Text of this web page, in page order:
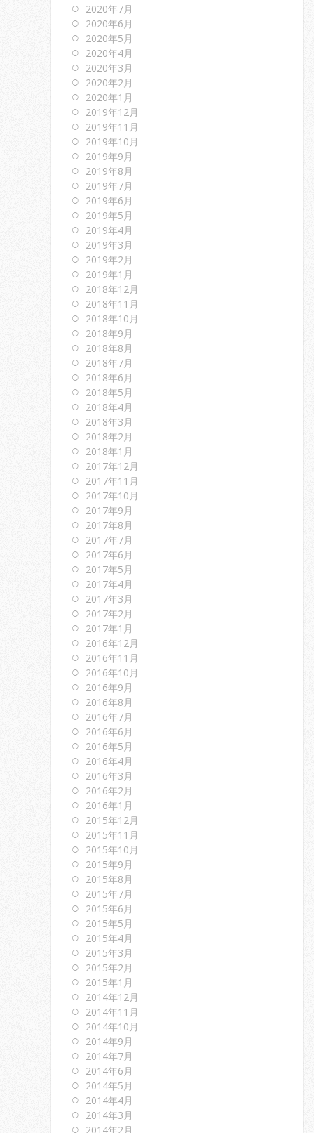
2020年7月
2020年6月
2020年5月
2020年4月
2020年3月
2020年2月
2020年1月
2019年12月
2019年11月
2019年10月
2019年9月
2019年8月
2019年7月
2019年6月
2019年5月
2019年4月
2019年3月
2019年2月
2019年1月
2018年12月
2018年11月
2018年10月
2018年9月
2018年8月
2018年7月
2018年6月
2018年5月
2018年4月
2018年3月
2018年2月
2018年1月
2017年12月
2017年11月
2017年10月
2017年9月
2017年8月
2017年7月
2017年6月
2017年5月
2017年4月
2017年3月
2017年2月
2017年1月
2016年12月
2016年11月
2016年10月
2016年9月
2016年8月
2016年7月
2016年6月
2016年5月
2016年4月
2016年3月
2016年2月
2016年1月
2015年12月
2015年11月
2015年10月
2015年9月
2015年8月
2015年7月
2015年6月
2015年5月
2015年4月
2015年3月
2015年2月
2015年1月
2014年12月
2014年11月
2014年10月
2014年9月
2014年7月
2014年6月
2014年5月
2014年4月
2014年3月
2014年2月